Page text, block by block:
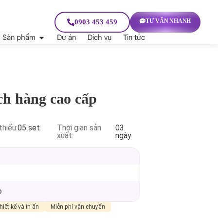
Sản phẩm Dự án Dịch vụ Tin tức
0903 453 459 TƯ VẤN NHANH
hàng cao cấp
05 set
Thời gian sản
xuất:
03
ngày
kế và in ấn Miễn phí vận chuyển